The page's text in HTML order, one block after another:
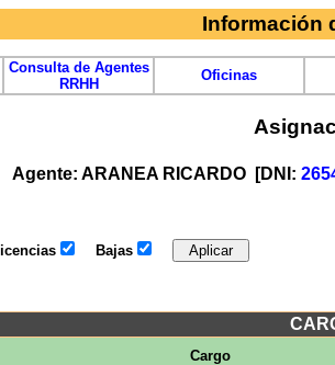
Información
Consulta de Agentes
RRHH
Oficinas
Agente: ARANEA RICARDO [DNI:
Bajas
Cargo